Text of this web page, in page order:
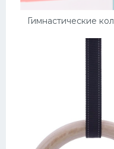
Гимнастические